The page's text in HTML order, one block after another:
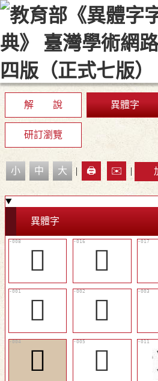
::: 最新消息 常見問題 編輯說
顯示模式
網站導覽
解 說 異體字
研訂瀏覽
小 中 大 | 🖨️ ✉️ |
異體字
󷐚 󷐢
𠾅
𠽺
𡁬
𡂨